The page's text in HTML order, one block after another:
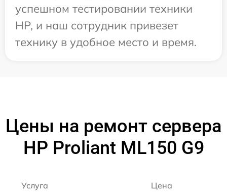
успешном тестировании техники
HP, и наш сотрудник привезет
технику в удобное место и время.
Цены на ремонт сервера
HP Proliant ML150 G9
Услуга Цена